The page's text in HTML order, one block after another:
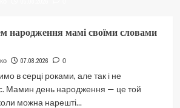
народження мамі своїми словами
07.08.2026 0
в серці роками, але так і не
Мамин день народження — це той
можна нарешті...